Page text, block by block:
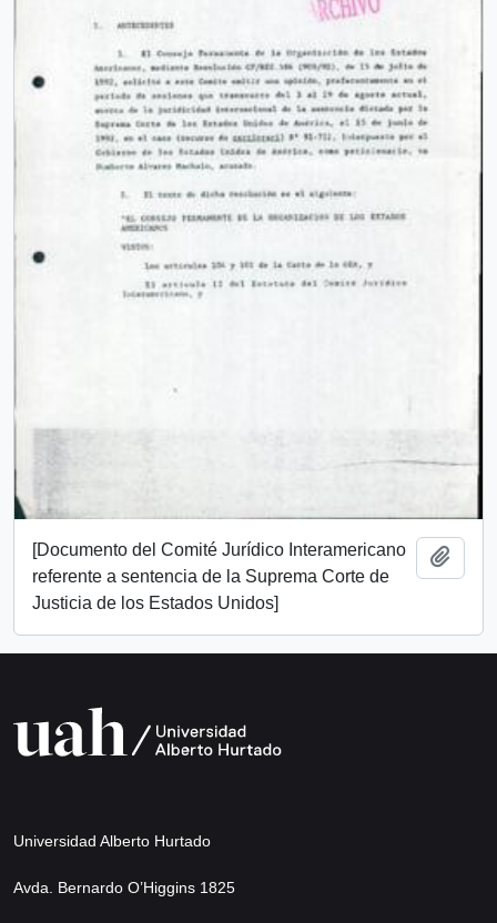
[Documento del Comité Jurídico Interamericano
referente a sentencia de la Suprema Corte de
Justicia de los Estados Unidos]
Universidad Alberto Hurtado
Avda. Bernardo O’Higgins 1825